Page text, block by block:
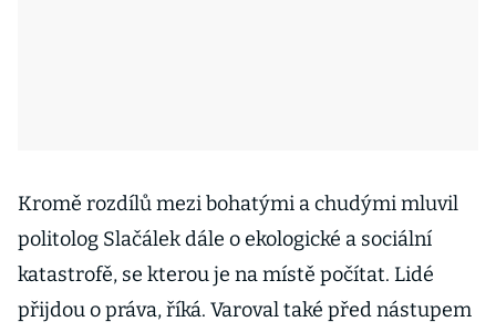
Kromě rozdílů mezi bohatými a chudými mluvil
politolog Slačálek dále o ekologické a sociální
katastrofě, se kterou je na místě počítat. Lidé
přijdou o práva, říká. Varoval také před nástupem